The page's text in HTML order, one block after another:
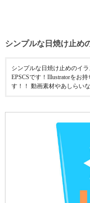
シンプルな日焼け止め
シンプルな日焼け止めのイ
EPSCSです！Illustratorをお
す！！ 動画素材やあしらい